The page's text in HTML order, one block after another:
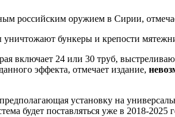
российским оружием в Сирии,
уничтожают бункеры и крепости
включает 24 или 30 труб,
эффекта, отмечает издание,
установку на
будет поставляться уже в 2018-2025